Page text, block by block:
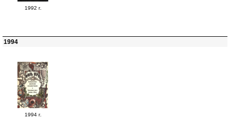
1992 г.
1994
1994 г.